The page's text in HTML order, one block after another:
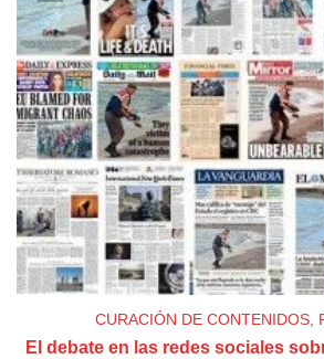
CURACIÓN DE CONTENIDOS,
El debate en las redes sociales